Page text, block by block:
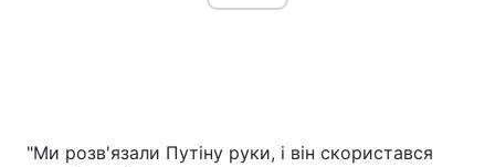
"Ми розв'язали Путіну руки, і він скористався